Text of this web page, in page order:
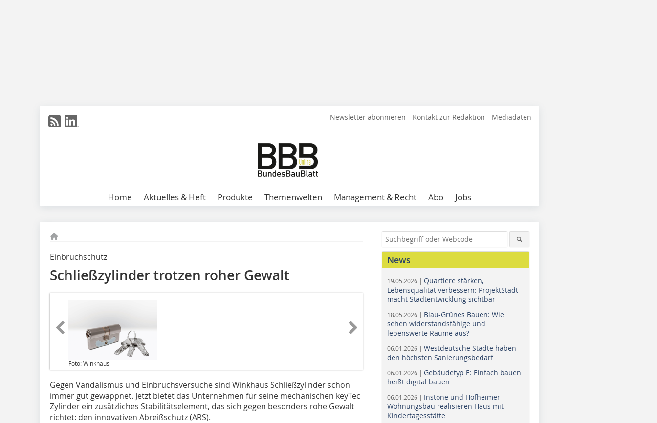
Newsletter abonnieren Kontakt zur Redaktion Mediadaten
Home Aktuelles & Heft Produkte Themenwelten Management & Recht Abo Jobs
Einbruchschutz
Schließzylinder trotzen roher Gewalt
Foto: Winkhaus
Gegen Vandalismus und Einbruchsversuche sind Winkhaus Schließzylinder schon
immer gut gewappnet. Jetzt bietet das Unternehmen für seine mechanischen keyTec
Zylinder ein zusätzliches Stabilitätselement, das sich gegen besonders rohe Gewalt
richtet: den innovativen Abreißschutz (ARS).
News
19.05.2026 | Quartiere stärken,
Lebensqualität verbessern: ProjektStadt
macht Stadtentwicklung sichtbar
18.05.2026 | Blau-Grünes Bauen: Wie
sehen widerstandsfähige und
lebenswerte Räume aus?
06.01.2026 | Westdeutsche Städte haben
den höchsten Sanierungsbedarf
06.01.2026 | Gebäudetyp E: Einfach bauen
heißt digital bauen
06.01.2026 | Instone und Hofheimer
Wohnungsbau realisieren Haus mit
Kindertagesstätte